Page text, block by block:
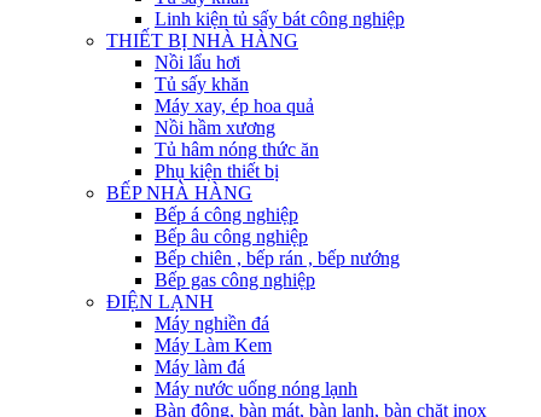
Linh kiện tủ sấy bát công nghiệp
THIẾT BỊ NHÀ HÀNG
Nồi lẩu hơi
Tủ sấy khăn
Máy xay, ép hoa quả
Nồi hầm xương
Tủ hâm nóng thức ăn
Phụ kiện thiết bị
BẾP NHÀ HÀNG
Bếp á công nghiệp
Bếp âu công nghiệp
Bếp chiên , bếp rán , bếp nướng
Bếp gas công nghiệp
ĐIỆN LẠNH
Máy nghiền đá
Máy Làm Kem
Máy làm đá
Máy nước uống nóng lạnh
Bàn đông, bàn mát, bàn lạnh, bàn chặt inox